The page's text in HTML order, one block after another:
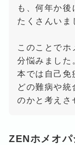
も、何年か
たくさんいま
このことで
分悩みました
本では自己免
どの難病や統
のかと考えさ
ZENホメオパ